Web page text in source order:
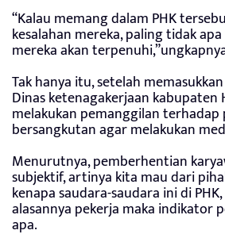
“Kalau memang dalam PHK
kesalahan mereka, paling tidak
mereka akan
Tak hanya itu, setelah
Dinas ketenagakerjaan kabupaten
melakukan pemanggilan terhadap
bersangkutan agar melakukan
Menurutnya, pemberhentian
subjektif, artinya kita mau dari
kenapa saudara-saudara ini di
alasannya pekerja maka indikator
apa.